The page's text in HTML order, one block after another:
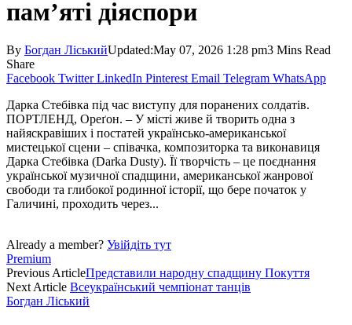
пам’яті діяспори
By Богдан ЛіськийUpdated:May 07, 2026 1:28 pm3 Mins Read
Share
Facebook Twitter LinkedIn Pinterest Email Telegram WhatsApp
Дарка Стебівка під час виступу для поранених солдатів.
ПОРТЛЕНД, Ореґон. – У місті живе й творить одна з
найяскравіших і постатей українсько-американської
мистецької сцени – співачка, композиторка та виконавиця
Дарка Стебів­ка (Darka Dusty). Її творчість – це поєднання
української музичної спадщини, американської жанрової
свободи та глибокої родинної історії, що бере початок у
Галичині, проходить через...
Already a member? Увійдіть тут
Premium
Previous ArticleПредставили народну спадщину Покуття
Next Article Всеукраїнський чемпіонат танців
Богдан Ліський